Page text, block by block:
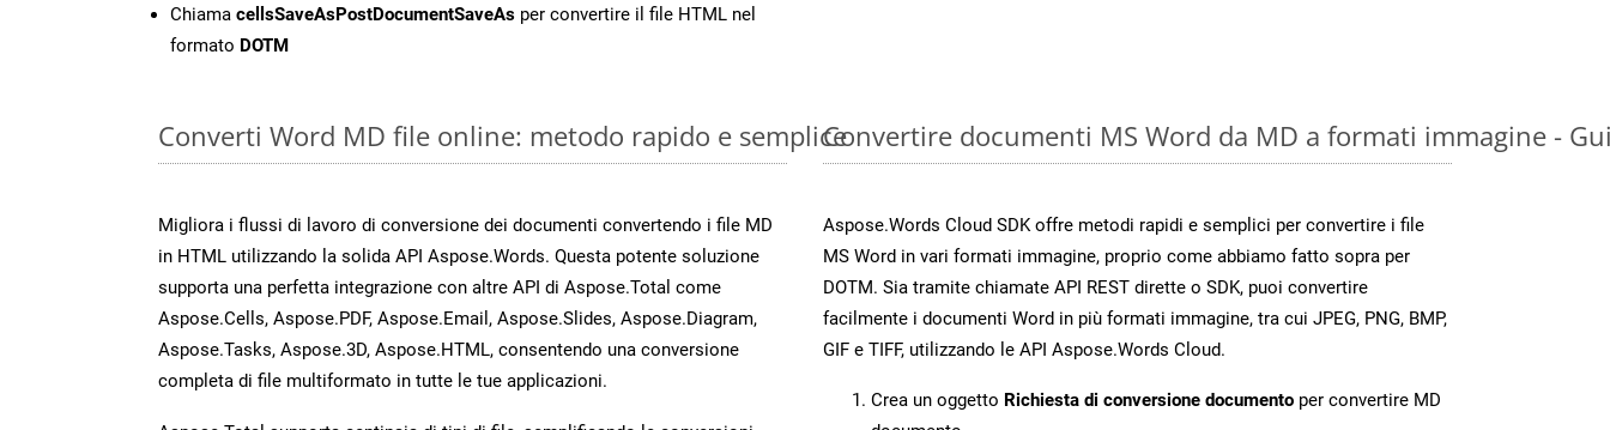
Chiama cellsSaveAsPostDocumentSaveAs per convertire il file HTML nel
formato DOTM
Converti Word MD file online: metodo rapido e semplice
Migliora i flussi di lavoro di conversione dei documenti convertendo i file MD
in HTML utilizzando la solida API Aspose.Words. Questa potente soluzione
supporta una perfetta integrazione con altre API di Aspose.Total come
Aspose.Cells, Aspose.PDF, Aspose.Email, Aspose.Slides, Aspose.Diagram,
Aspose.Tasks, Aspose.3D, Aspose.HTML, consentendo una conversione
completa di file multiformato in tutte le tue applicazioni.
Convertire documenti MS Word da MD a formati immagine -
Aspose.Words Cloud SDK offre metodi rapidi e semplici per convertire i file
MS Word in vari formati immagine, proprio come abbiamo fatto sopra per
DOTM. Sia tramite chiamate API REST dirette o SDK, puoi convertire
facilmente i documenti Word in più formati immagine, tra cui JPEG, PNG, BMP,
GIF e TIFF, utilizzando le API Aspose.Words Cloud.
Crea un oggetto Richiesta di conversione documento per convertire MD